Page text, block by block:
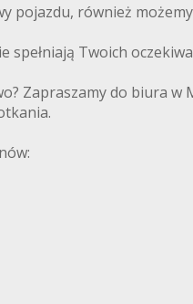
pojazdu, również
spełniają Twoich
Zapraszamy do biura